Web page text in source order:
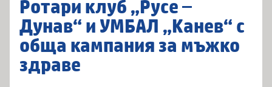
Ротари клуб „Русе –
Дунав“ и УМБАЛ „Канев“ с
обща кампания за мъжко
здраве